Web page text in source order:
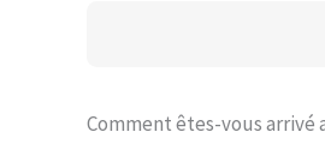
Comment êtes-vous arrivé